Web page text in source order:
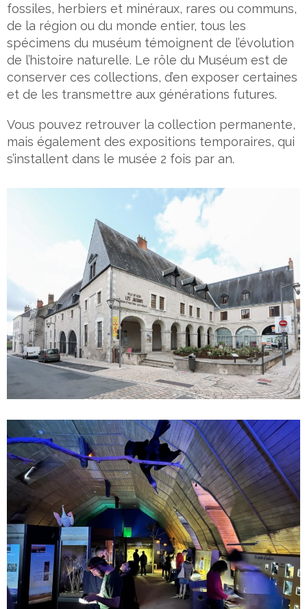
fossiles, herbiers et minéraux, rares ou communs,
de la région ou du monde entier, tous les
spécimens du muséum témoignent de l’évolution
de l’histoire naturelle. Le rôle du Muséum est de
conserver ces collections, d’en exposer certaines
et de les transmettre aux générations futures.
Vous pouvez retrouver la collection permanente,
mais également des expositions temporaires, qui
s’installent dans le musée 2 fois par an.